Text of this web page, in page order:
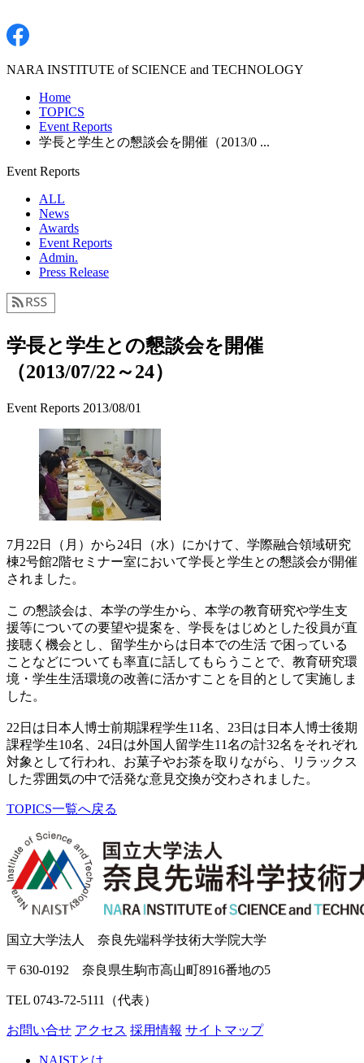
NARA INSTITUTE of SCIENCE and TECHNOLOGY
Home
TOPICS
Event Reports
学長と学生との懇談会を開催（2013/0 ...
Event Reports
ALL
News
Awards
Event Reports
Admin.
Press Release
学長と学生との懇談会を開催
（2013/07/22～24）
Event Reports 2013/08/01
7月22日（月）から24日（水）にかけて、学際融合領域研究
棟2号館2階セミナー室において学長と学生との懇談会が開催
されました。
こ の懇談会は、本学の学生から、本学の教育研究や学生支
援等についての要望や提案を、学長をはじめとした役員が直
接聴く機会とし、留学生からは日本での生活 で困っている
ことなどについても率直に話してもらうことで、教育研究環
境・学生生活環境の改善に活かすことを目的として実施しま
した。
22日は日本人博士前期課程学生11名、23日は日本人博士後期
課程学生10名、24日は外国人留学生11名の計32名をそれぞれ
対象として行われ、お菓子やお茶を取りながら、リラックス
した雰囲気の中で活発な意見交換が交わされました。
TOPICS一覧へ戻る
国立大学法人 奈良先端科学技術大学院大学
〒630-0192 奈良県生駒市高山町8916番地の5
TEL 0743-72-5111（代表）
お問い合せ アクセス 採用情報 サイトマップ
NAISTとは